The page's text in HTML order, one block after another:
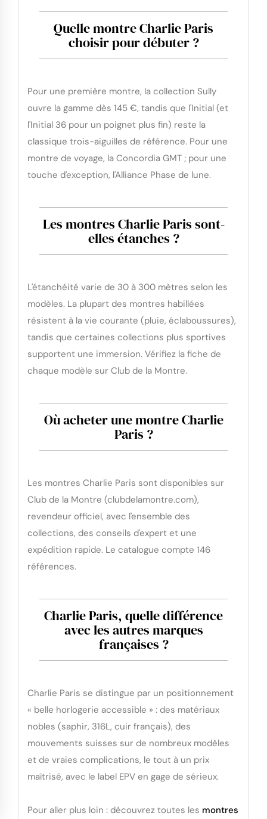
Quelle montre Charlie Paris
choisir pour débuter ?
Pour une première montre, la collection Sully
ouvre la gamme dès 145 €, tandis que l'Initial (et
l'Initial 36 pour un poignet plus fin) reste la
classique trois-aiguilles de référence. Pour une
montre de voyage, la Concordia GMT ; pour une
touche d'exception, l'Alliance Phase de lune.
Les montres Charlie Paris sont-
elles étanches ?
L'étanchéité varie de 30 à 300 mètres selon les
modèles. La plupart des montres habillées
résistent à la vie courante (pluie, éclaboussures),
tandis que certaines collections plus sportives
supportent une immersion. Vérifiez la fiche de
chaque modèle sur Club de la Montre.
Où acheter une montre Charlie
Paris ?
Les montres Charlie Paris sont disponibles sur
Club de la Montre (clubdelamontre.com),
revendeur officiel, avec l'ensemble des
collections, des conseils d'expert et une
expédition rapide. Le catalogue compte 146
références.
Charlie Paris, quelle différence
avec les autres marques
françaises ?
Charlie Paris se distingue par un positionnement
« belle horlogerie accessible » : des matériaux
nobles (saphir, 316L, cuir français), des
mouvements suisses sur de nombreux modèles
et de vraies complications, le tout à un prix
maîtrisé, avec le label EPV en gage de sérieux.
Pour aller plus loin : découvrez toutes les montres